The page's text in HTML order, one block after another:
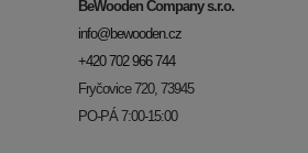
BeWooden Company s.r.o.
info@bewooden.cz
+420 702 966 744
Fryčovice 720, 73945
PO-PÁ 7:00-15:00